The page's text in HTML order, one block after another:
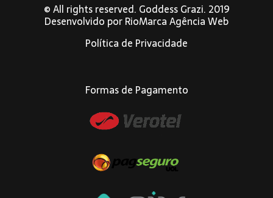
© All rights reserved. Goddess Grazi. 2019
Desenvolvido porRioMarca Agência Web
Política de Privacidade
Formas de Pagamento